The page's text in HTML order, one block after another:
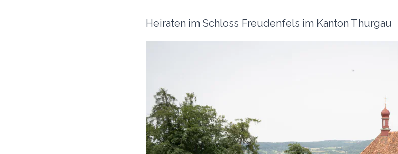
Heiraten im Schloss Freudenfels im Kanton Thurgau